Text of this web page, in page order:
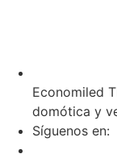
Economiled
domótica y
Síguenos en: